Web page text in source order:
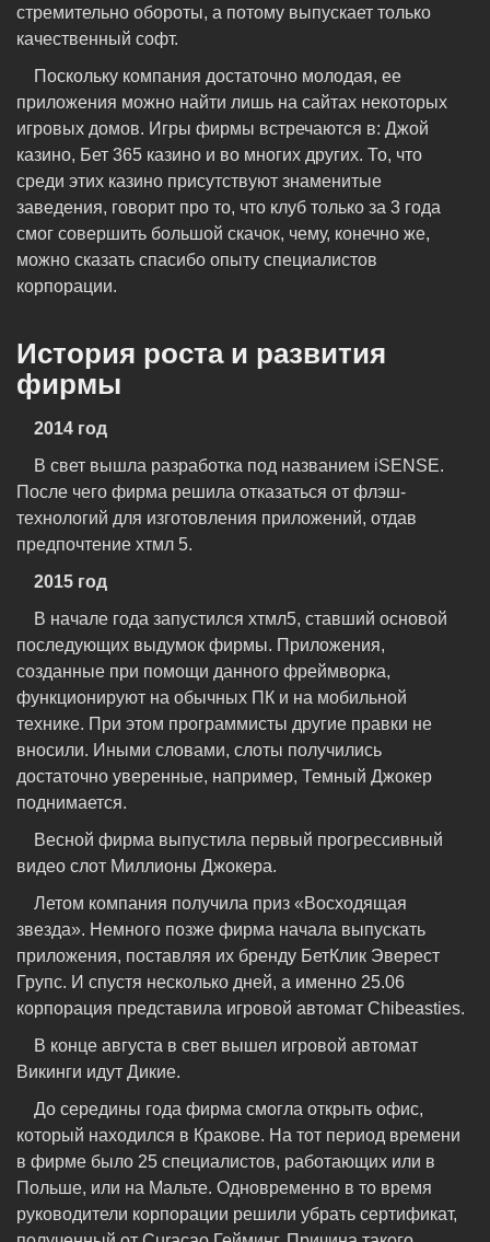
стремительно обороты, а потому выпускает только
качественный софт.
Поскольку компания достаточно молодая, ее
приложения можно найти лишь на сайтах некоторых
игровых домов. Игры фирмы встречаются в: Джой
казино, Бет 365 казино и во многих других. То, что
среди этих казино присутствуют знаменитые
заведения, говорит про то, что клуб только за 3 года
смог совершить большой скачок, чему, конечно же,
можно сказать спасибо опыту специалистов
корпорации.
История роста и развития
фирмы
2014 год
В свет вышла разработка под названием iSENSE.
После чего фирма решила отказаться от флэш-
технологий для изготовления приложений, отдав
предпочтение хтмл 5.
2015 год
В начале года запустился хтмл5, ставший основой
последующих выдумок фирмы. Приложения,
созданные при помощи данного фреймворка,
функционируют на обычных ПК и на мобильной
технике. При этом программисты другие правки не
вносили. Иными словами, слоты получились
достаточно уверенные, например, Темный Джокер
поднимается.
Весной фирма выпустила первый прогрессивный
видео слот Миллионы Джокера.
Летом компания получила приз «Восходящая
звезда». Немного позже фирма начала выпускать
приложения, поставляя их бренду БетКлик Эверест
Групс. И спустя несколько дней, а именно 25.06
корпорация представила игровой автомат Chibeasties.
В конце августа в свет вышел игровой автомат
Викинги идут Дикие.
До середины года фирма смогла открыть офис,
который находился в Кракове. На тот период времени
в фирме было 25 специалистов, работающих или в
Польше, или на Мальте. Одновременно в то время
руководители корпорации решили убрать сертификат,